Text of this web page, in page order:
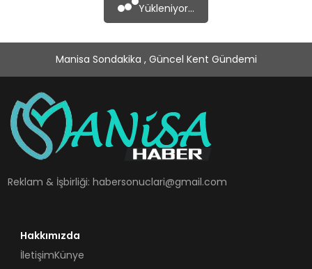
MAGAZIN
SIYASET
SPOR
TEKNOLOJI
Yükleniyor...
Manisa Sondakika , Güncel Kent Gündemi
Reklam & İşbirliği:habersonuclari@gmail.com
Hakkımızda
İletişimKünye